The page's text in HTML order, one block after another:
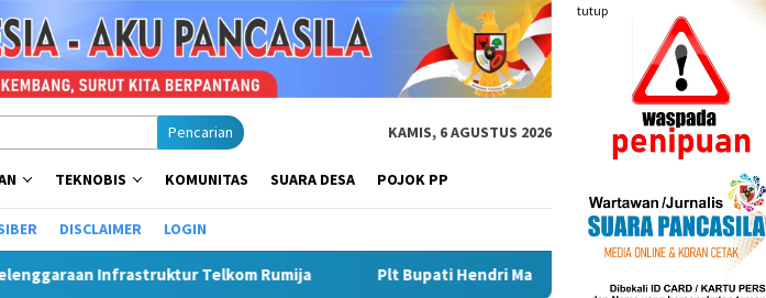
tutup
Pencarian KAMIS, 6 AGUSTUS 2026
TEKNOBIS KOMUNITAS SUARA DESA POJOK PP
DISCLAIMER LOGIN
Rumija Plt Bupati Hendri Matangkan Gebyar Semarak Merah Putih, Siapkan Event